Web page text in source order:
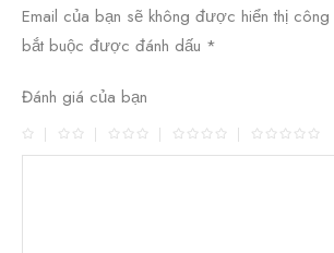
Email của bạn sẽ không được hiển thị công
bắt buộc được đánh dấu *
Đánh giá của bạn